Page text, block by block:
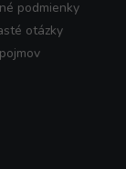
podmienky
otázky